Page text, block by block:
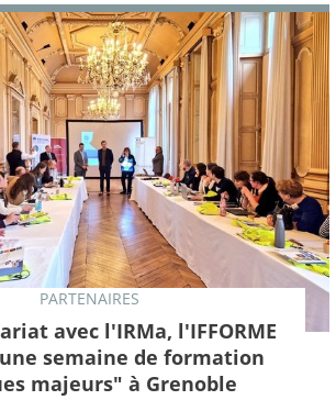
PARTENAIRES
avec l'IRMa, l'IFFORME
semaine de formation
majeurs" à Grenoble